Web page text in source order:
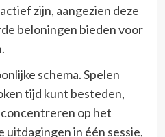
zijn, aangezien deze
beloningen bieden voor
schema. Spelen
tijd kunt besteden,
op het
in één sessie,